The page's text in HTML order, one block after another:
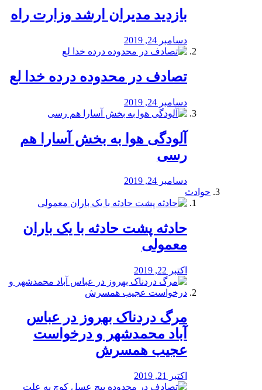
بازدید مدیران ارشد وزارت راه
دسامبر 24, 2019
تصادف در محدوده درده خدا لع
دسامبر 24, 2019
آلودگی هوا به بخش آسارا هم
رسی
دسامبر 24, 2019
حوادث
️حادثه پشت حادثه با یک باران
معمولی
اکتبر 22, 2019
مرگ دردناک بهروز در عباس
آباد محمدشهر و درخواست
عجیب همسرش
اکتبر 21, 2019